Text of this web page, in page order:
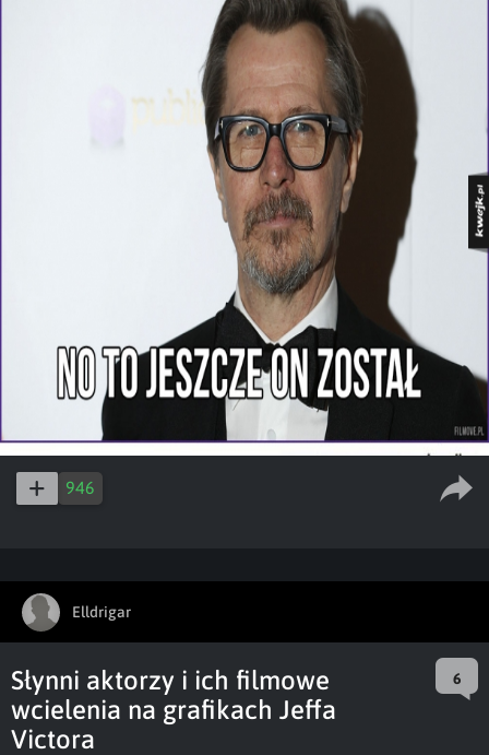
946
Elldrigar
Słynni aktorzy i ich filmowe
wcielenia na grafikach Jeffa
Victora
6